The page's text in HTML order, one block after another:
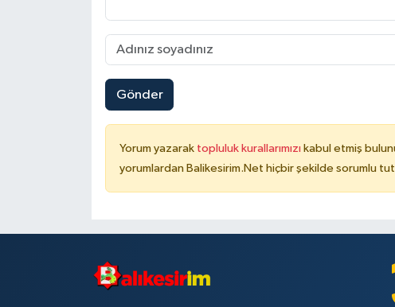
Gönder
Yorum yazarak topluluk kurallarımızı kabul etmiş
yorumlardan Balikesirim.Net hiçbir şekilde sorumlu